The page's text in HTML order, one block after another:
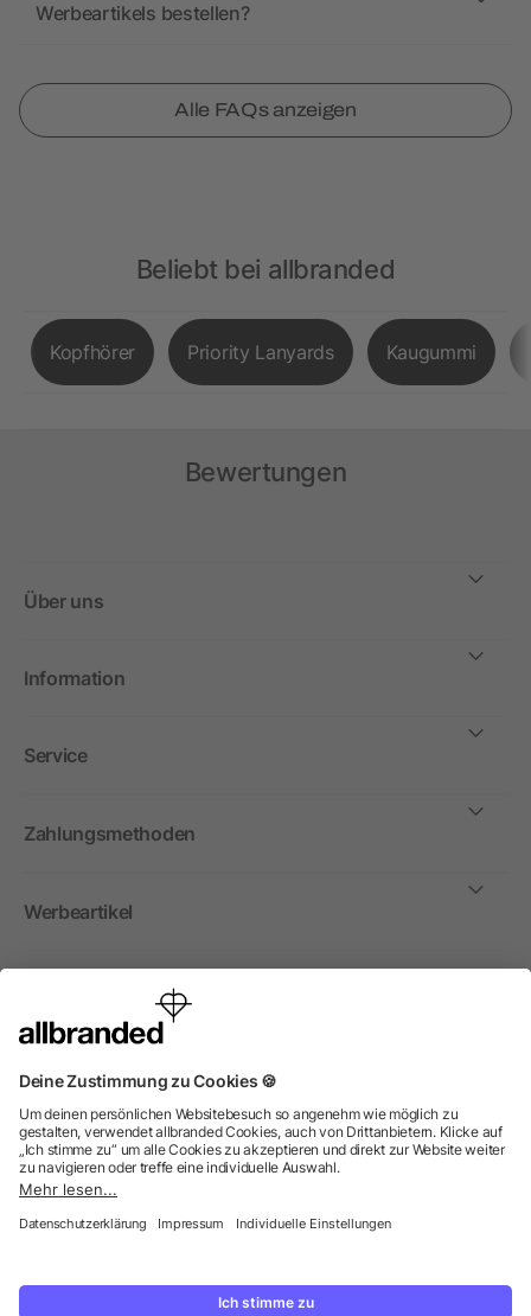
Werbeartikels bestellen?
Alle FAQs anzeigen
Beliebt bei allbranded
Kopfhörer Priority Lanyards Kaugummi
Bewertungen
Über uns
Information
Service
Zahlungsmethoden
Werbeartikel
International
Wir verkaufen Werbeartikel, Werbemittel und
Vereine. Alle Preise zzgl. MwSt.